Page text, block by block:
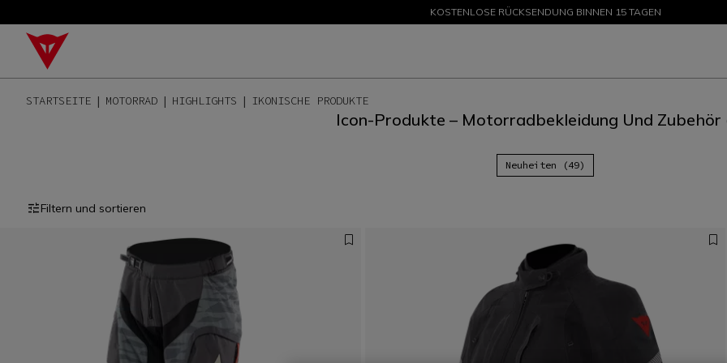
ANGEBOTE BIS ZU -50 % – JETZT SHOPPEN
KOSTENLOSE RÜCKSENDUNG BINNEN 15 TAGEN
STARTSEITE MOTORRAD HIGHLIGHTS IKONISCHE PRODUKTE
Icon-Produkte – Motorradbekleidung Und Zubehör
Neuheiten (49)
Filtern und sortieren